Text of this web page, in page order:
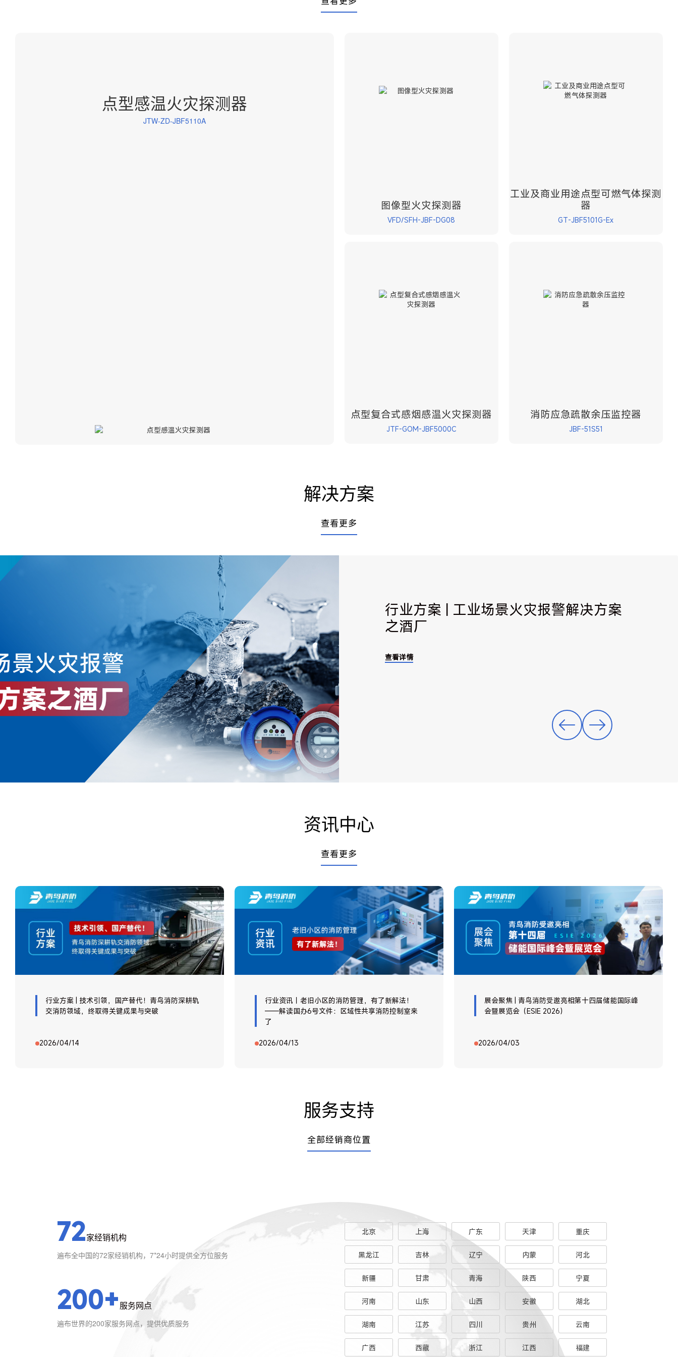
点型感温火灾探测器
JTW-ZD-JBF5110A
图像型火灾探测器
VFD/SFH-JBF-DG08
点型复合式感烟感温火灾探测器
JTF-GOM-JBF5000C
工业及商业用途点型可燃气体探测
器
GT-JBF5101G-Ex
消防应急疏散余压监控器
JBF-51S51
解决方案
查看更多
行业方案 | 工业场景火灾报警解决方案
之酒厂
查看详情
资讯中心
查看更多
行业方案 | 技术引领，国产替代！青鸟消防深耕轨
交消防领域，终取得关键成果与突破
2026/04/14
行业资讯｜老旧小区的消防管理，有了新解法！
——解读国办6号文件：区域性共享消防控制室来
了
2026/04/13
展会聚焦 | 青鸟消防受邀亮相第十四届储能国际峰
会暨展览会（ESIE 2026）
2026/04/03
服务支持
全部经销商位置
72家经销机构
遍布全中国的72家经销机构，7*24小时提供全方位服务
200+服务网点
遍布世界的200家服务网点，提供优质服务
北京 上海 广东 天津 重庆
黑龙江 吉林 辽宁 内蒙 河北
新疆 甘肃 青海 陕西 宁夏
河南 山东 山西 安徽 湖北
湖南 江苏 四川 贵州 云南
广西 西藏 浙江 江西 福建